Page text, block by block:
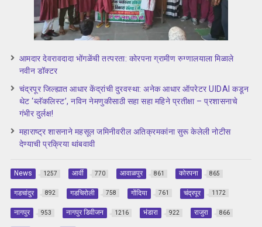
आमदार देवरावदादा भोंगळेंची तत्परता: कोरपना ग्रामीण रुग्णालयाला मिळाले
नवीन डॉक्टर
चंद्रपूर जिल्ह्यात आधार केंद्रांची दुरवस्था: अनेक आधार ऑपरेटर UIDAI कडून
थेट ‘ब्लॅकलिस्ट’, नविन नेमणुकीसाठी सहा सहा महिने प्रतीक्षा – प्रशासनाचे
गंभीर दुर्लक्ष!
महाराष्ट्र शासनाने महसूल जमिनीवरील अतिक्रमकांना सुरू केलेली नोटीस
देण्याची प्रक्रिया थांबवावी
News 1257 आर्वी 770 आवाळपुर 861 कोरपना 865
गडचांदुर 892 गडचिरोली 758 गोंदिया 761 चंद्रपूर 1172
नागपुर 953 नागपुर डिवीजन 1216 भंडारा 922 राजुरा 866